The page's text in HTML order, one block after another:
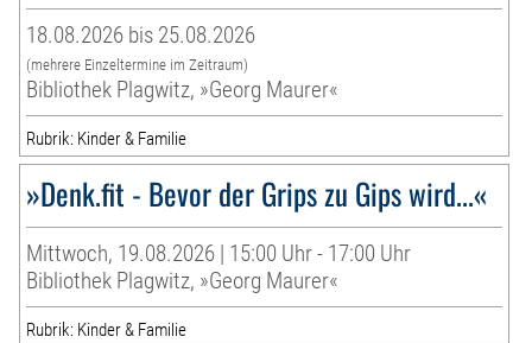
18.08.2026 bis 25.08.2026
(mehrere Einzeltermine im Zeitraum)
Bibliothek Plagwitz, »Georg Maurer«
Rubrik: Kinder & Familie
»Denk.fit - Bevor der Grips zu Gips wird...«
Mittwoch, 19.08.2026 | 15:00 Uhr - 17:00 Uhr
Bibliothek Plagwitz, »Georg Maurer«
Rubrik: Kinder & Familie